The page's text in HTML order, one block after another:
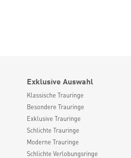
Exklusive Auswahl
Klassische Trauringe
Besondere Trauringe
Exklusive Trauringe
Schlichte Trauringe
Moderne Trauringe
Schlichte Verlobungsringe